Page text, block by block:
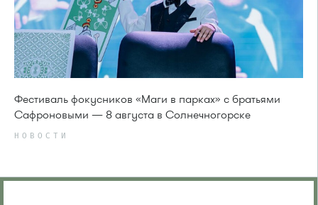
Фестиваль фокусников «Маги в парках» с братьями
Сафроновыми — 8 августа в Солнечногорске
НОВОСТИ